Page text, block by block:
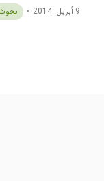
9 أبريل، 2014